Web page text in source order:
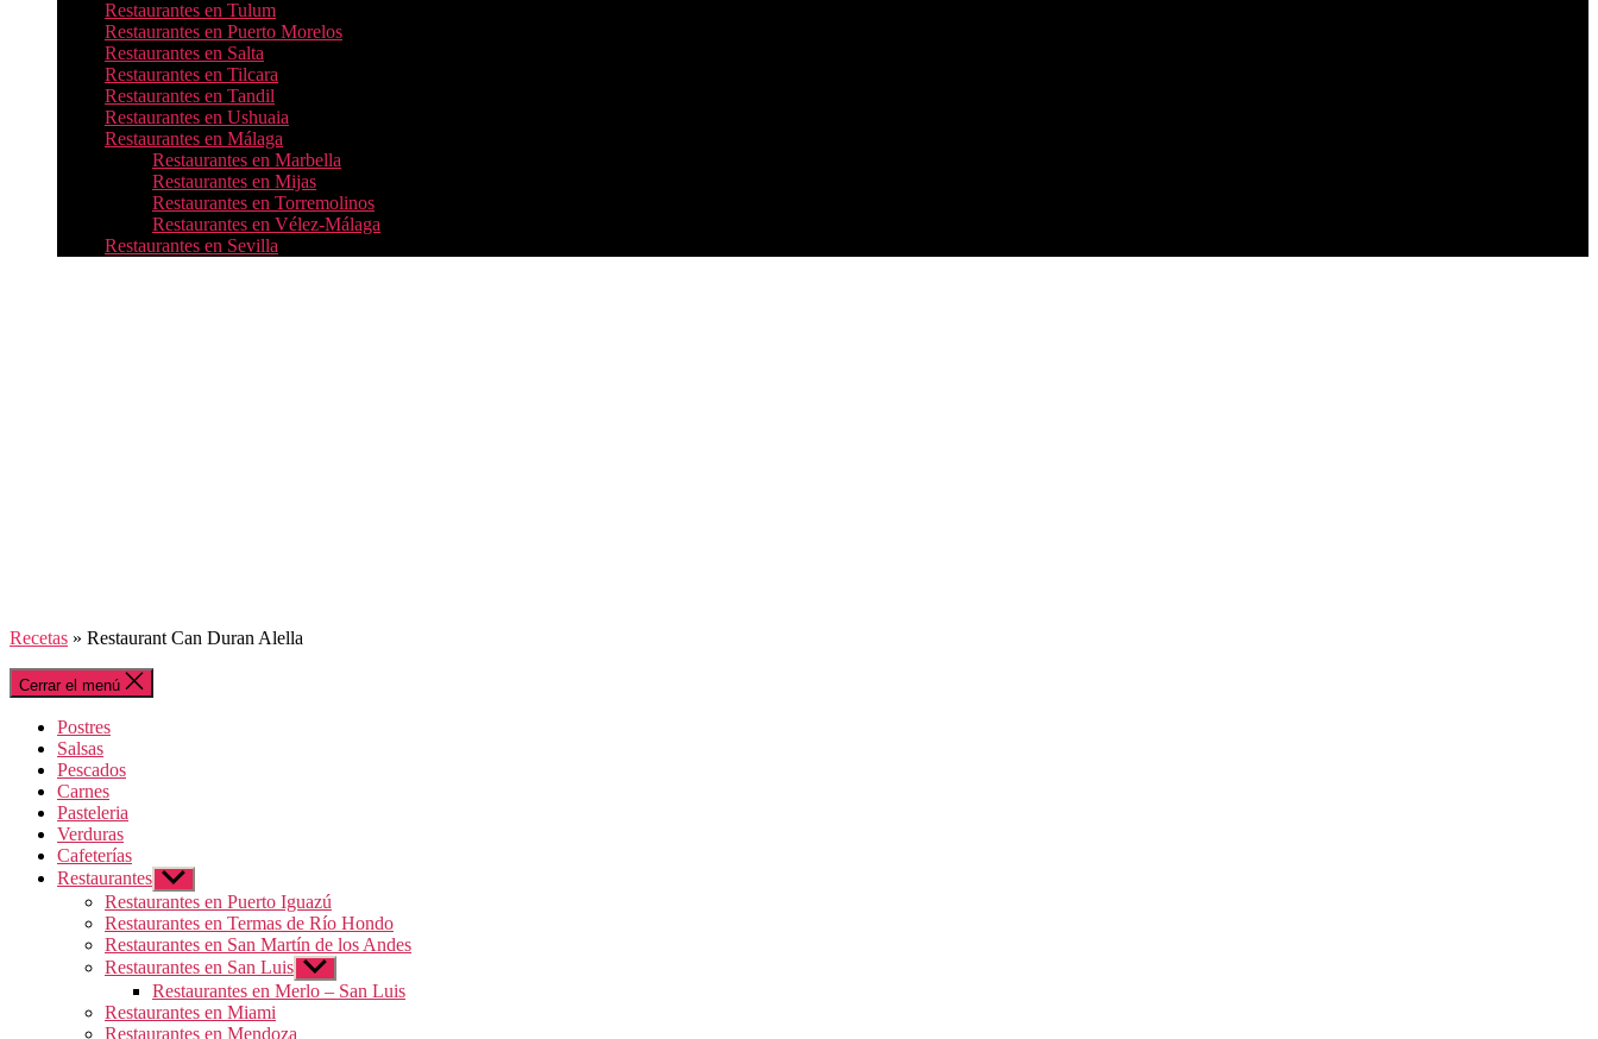
Restaurantes en Tulum
Restaurantes en Puerto Morelos
Restaurantes en Salta
Restaurantes en Tilcara
Restaurantes en Tandil
Restaurantes en Ushuaia
Restaurantes en Málaga
Restaurantes en Marbella
Restaurantes en Mijas
Restaurantes en Torremolinos
Restaurantes en Vélez-Málaga
Restaurantes en Sevilla
Recetas » Restaurant Can Duran Alella
Cerrar el menú
Postres
Salsas
Pescados
Carnes
Pasteleria
Verduras
Cafeterías
Restaurantes Mostrar
el
submenú
Restaurantes en Puerto Iguazú
Restaurantes en Termas de Río Hondo
Restaurantes en San Martín de los Andes
Restaurantes en San Luis Mostrar
el
submenú
Restaurantes en Merlo – San Luis
Restaurantes en Miami
Restaurantes en Mendoza